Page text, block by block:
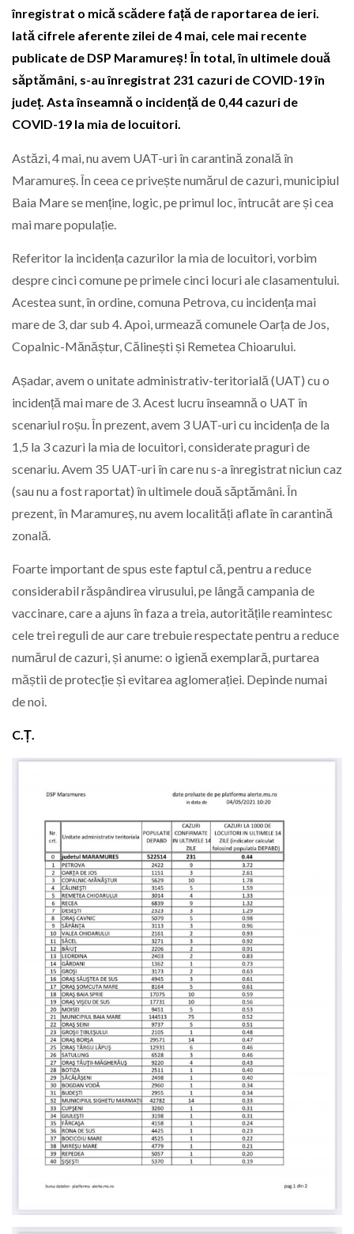
înregistrat o mică scădere față de raportarea de ieri.
Iată cifrele aferente zilei de 4 mai, cele mai recente
publicate de DSP Maramureș! În total, în ultimele două
săptămâni, s-au înregistrat 231 cazuri de COVID-19 în
județ. Asta înseamnă o incidență de 0,44 cazuri de
COVID-19 la mia de locuitori.
Astăzi, 4 mai, nu avem UAT-uri în carantină zonală în
Maramureș. În ceea ce privește numărul de cazuri, municipiul
Baia Mare se menține, logic, pe primul loc, întrucât are și cea
mai mare populație.
Referitor la incidența cazurilor la mia de locuitori, vorbim
despre cinci comune pe primele cinci locuri ale clasamentului.
Acestea sunt, în ordine, comuna Petrova, cu incidența mai
mare de 3, dar sub 4. Apoi, urmează comunele Oarța de Jos,
Copalnic-Mănăștur, Călinești și Remetea Chioarului.
Așadar, avem o unitate administrativ-teritorială (UAT) cu o
incidență mai mare de 3. Acest lucru înseamnă o UAT în
scenariul roșu. În prezent, avem 3 UAT-uri cu incidența de la
1,5 la 3 cazuri la mia de locuitori, considerate praguri de
scenariu. Avem 35 UAT-uri în care nu s-a înregistrat niciun caz
(sau nu a fost raportat) în ultimele două săptămâni. În
prezent, în Maramureș, nu avem localități aflate în carantină
zonală.
Foarte important de spus este faptul că, pentru a reduce
considerabil răspândirea virusului, pe lângă campania de
vaccinare, care a ajuns în faza a treia, autoritățile reamintesc
cele trei reguli de aur care trebuie respectate pentru a reduce
numărul de cazuri, și anume: o igienă exemplară, purtarea
măștii de protecție și evitarea aglomerației. Depinde numai
de noi.
C.Ț.